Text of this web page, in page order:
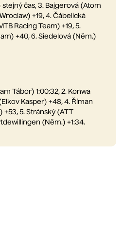
stejný čas, 3. Bajgerová (Atom
+19, 4. Čábelická
Racing Team) +19, 5.
+40, 6. Siedelová (Něm.)
Tábor) 1:00:32, 2. Konwa
Kasper) +48, 4. Říman
5. Stránský (ATT
(Něm.) +1:34.